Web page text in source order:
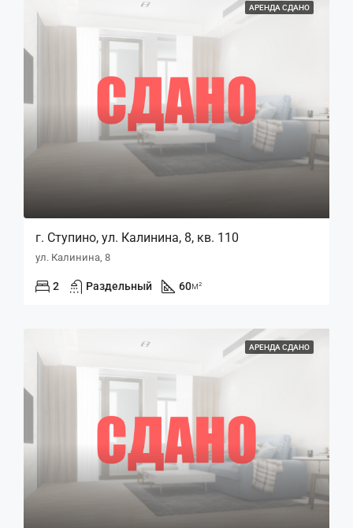
АРЕНДА СДАНО
г. Ступино, ул. Калинина, 8, кв. 110
ул. Калинина, 8
2 Раздельный 60м²
АРЕНДА СДАНО